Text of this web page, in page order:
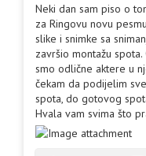
Neki dan sam piso o
za Ringovu novu
slike i snimke sa
završio montažu
smo odlične aktere u
čekam da podijelim
spota, do gotovog
Hvala vam svima što